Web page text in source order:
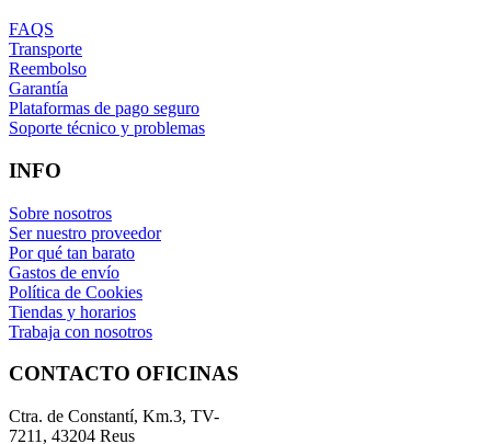
FAQS
Transporte
Reembolso
Garantía
Plataformas de pago seguro
Soporte técnico y problemas
INFO
Sobre nosotros
Ser nuestro proveedor
Por qué tan barato
Gastos de envío
Política de Cookies
Tiendas y horarios
Trabaja con nosotros
CONTACTO OFICINAS
Ctra. de Constantí, Km.3, TV-
7211, 43204 Reus